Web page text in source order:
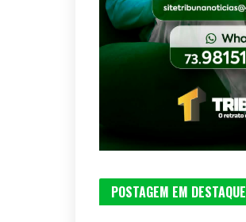
POSTAGEM EM DESTAQUE